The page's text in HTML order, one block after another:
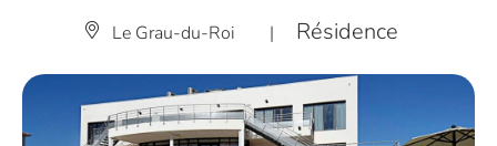
Le Grau-du-Roi | Résidence